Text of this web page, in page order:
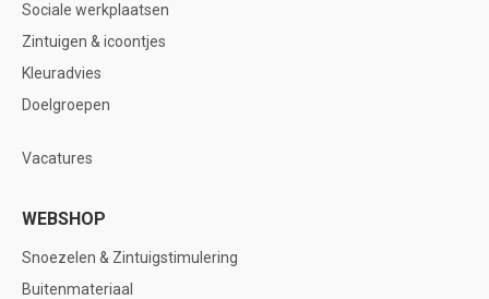
Sociale werkplaatsen
Zintuigen & icoontjes
Kleuradvies
Doelgroepen
Vacatures
WEBSHOP
Snoezelen & Zintuigstimulering
Buitenmateriaal